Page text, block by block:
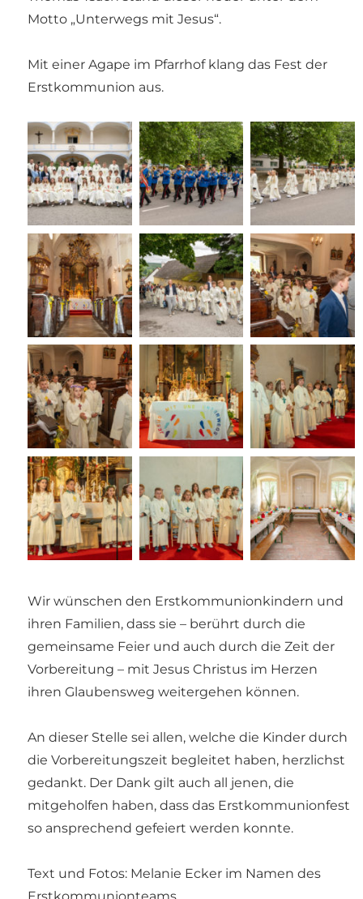
Motto „Unterwegs mit Jesus“.
Mit einer Agape im Pfarrhof klang das Fest der
Erstkommunion aus.
Wir wünschen den Erstkommunionkindern und
ihren Familien, dass sie – berührt durch die
gemeinsame Feier und auch durch die Zeit der
Vorbereitung – mit Jesus Christus im Herzen
ihren Glaubensweg weitergehen können.
An dieser Stelle sei allen, welche die Kinder durch
die Vorbereitungszeit begleitet haben, herzlichst
gedankt. Der Dank gilt auch all jenen, die
mitgeholfen haben, dass das Erstkommunionfest
so ansprechend gefeiert werden konnte.
Text und Fotos: Melanie Ecker im Namen des